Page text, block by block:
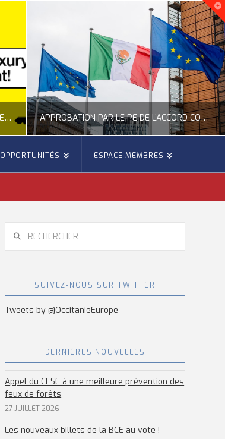
NOUVELLE INITIATIVE CITOYENNE EUROPÉENNE SUR LE LOGEMENT APPROBATION PAR LE PE DE L’ACCORD COMMERCIAL ENTRE L’UE ET LE MEXIQUE
ACTION EXTÉRIEURE, ACTUALITÉ DE L'UNION EUROPÉENNE
JUILLET 22, 2026
OPPORTUNITÉS ESPACE MEMBRES
SUIVEZ-NOUS SUR TWITTER
Tweets by @OccitanieEurope
DERNIÈRES NOUVELLES
Appel du CESE à une meilleure prévention des
feux de forêts
27 JUILLET 2026
Les nouveaux billets de la BCE au vote !